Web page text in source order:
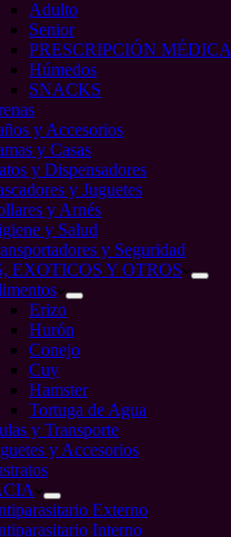
Adulto
Senior
PRESCRIPCIÓN MÉDICA
Húmedos
SNACKS
y Accesorios
y Casas
y Dispensadores
y Juguetes
y Arnés
y Salud
y Seguridad
EXOTICOS Y OTROS
Erizo
Hurón
Conejo
Cuy
Hamster
Tortuga de Agua
y Transporte
y Accesorios
Externo
Interno